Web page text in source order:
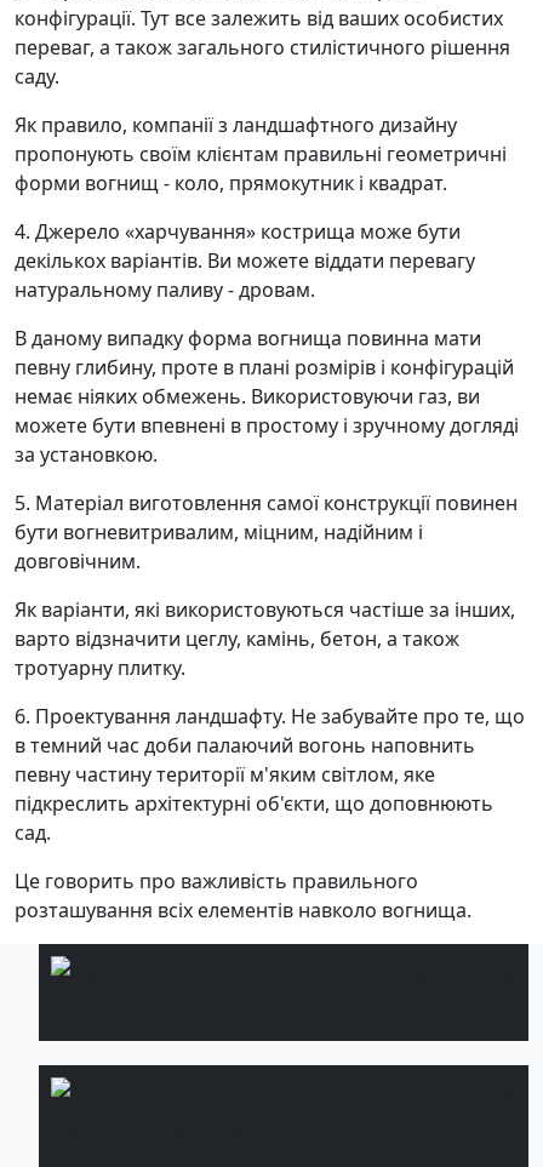
конфігурації. Тут все залежить від ваших особистих
переваг, а також загального стилістичного рішення
саду.
Як правило, компанії з ландшафтного дизайну
пропонують своїм клієнтам правильні геометричні
форми вогнищ - коло, прямокутник і квадрат.
4. Джерело «харчування» кострища може бути
декількох варіантів. Ви можете віддати перевагу
натуральному паливу - дровам.
В даному випадку форма вогнища повинна мати
певну глибину, проте в плані розмірів і конфігурацій
немає ніяких обмежень. Використовуючи газ, ви
можете бути впевнені в простому і зручному догляді
за установкою.
5. Матеріал виготовлення самої конструкції повинен
бути вогневитривалим, міцним, надійним і
довговічним.
Як варіанти, які використовуються частіше за інших,
варто відзначити цеглу, камінь, бетон, а також
тротуарну плитку.
6. Проектування ландшафту. Не забувайте про те, що
в темний час доби палаючий вогонь наповнить
певну частину території м'яким світлом, яке
підкреслить архітектурні об'єкти, що доповнюють
сад.
Це говорить про важливість правильного
розташування всіх елементів навколо вогнища.